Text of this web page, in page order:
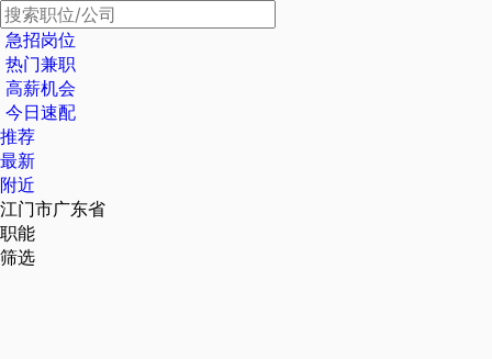
急招岗位
热门兼职
高薪机会
今日速配
推荐
最新
附近
江门市广东省
职能
筛选